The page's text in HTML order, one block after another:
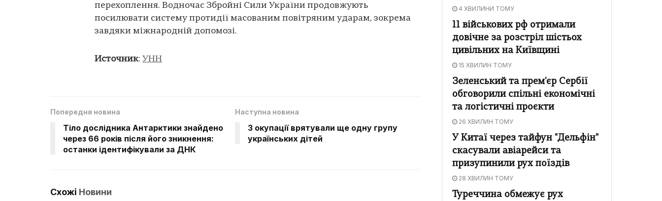
перехоплення. Водночас Збройні Сили України продовжують
посилювати систему протидії масованим повітряним ударам, зокрема
завдяки міжнародній допомозі.
Источник: УНН
Попередня новина
Тіло дослідника Антарктики знайдено
через 66 років після його зникнення:
останки ідентифікували за ДНК
Наступна новина
З окупації врятували ще одну групу
українських дітей
Схожі Новини
4 ХВИЛИНИ ТОМУ
11 військових рф отримали
довічне за розстріл шістьох
цивільних на Київщині
15 ХВИЛИН ТОМУ
Зеленський та прем'єр Сербії
обговорили спільні економічні
та логістичні проєкти
26 ХВИЛИН ТОМУ
У Китаї через тайфун "Дельфін"
скасували авіарейси та
призупинили рух поїздів
28 ХВИЛИН ТОМУ
Туреччина обмежує рух